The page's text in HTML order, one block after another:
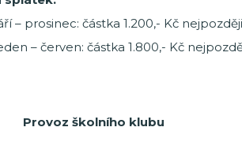
– prosinec: částka 1.200,- Kč
– červen: částka 1.800,- Kč
Provoz školního klubu